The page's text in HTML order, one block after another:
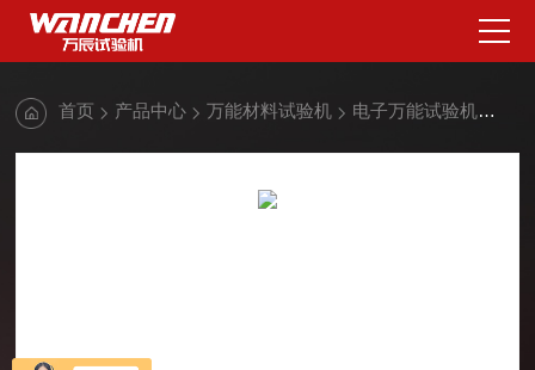
首页 产品中心 万能材料试验机 电子万能试验机